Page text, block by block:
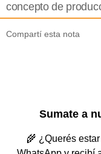
concepto de
Compartí esta nota
Sumate a
🌾 ¿Querés